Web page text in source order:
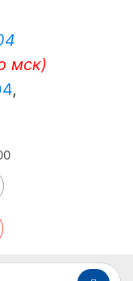
мск)
,